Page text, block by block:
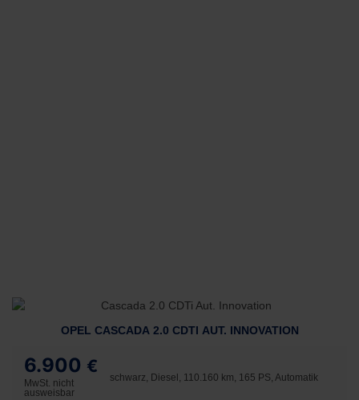
OPEL CASCADA 2.0 CDTI AUT. INNOVATION
6.900 €
MwSt. nicht
ausweisbar
schwarz, Diesel, 110.160 km, 165 PS, Automatik